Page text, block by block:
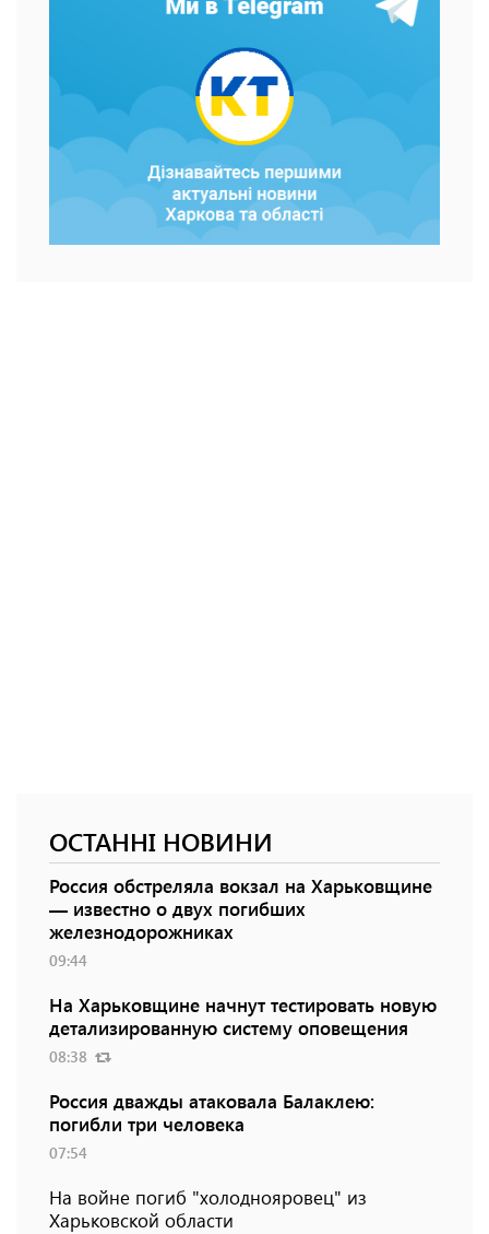
ОСТАННІ НОВИНИ
Россия обстреляла вокзал на Харьковщине
— известно о двух погибших
железнодорожниках
09:44
На Харьковщине начнут тестировать новую
детализированную систему оповещения
08:38
Россия дважды атаковала Балаклею:
погибли три человека
07:54
На войне погиб "холоднояровец" из
Харьковской области